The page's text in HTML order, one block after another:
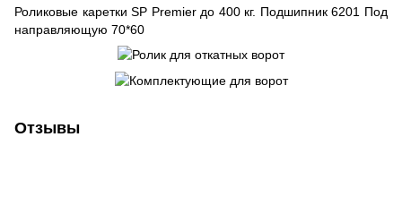
Роликовые каретки SP Premier до 400 кг. Подшипник 6201 Под
направляющую 70*60
Отзывы